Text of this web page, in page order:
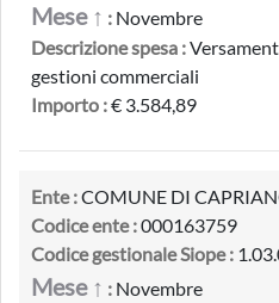
Mese ↑ : Novembre
Descrizione spesa :
gestioni commerciali
Importo :€ 3.584,89
Ente :COMUNE DI
Codice ente :000163759
Codice gestionale Siope :
Mese ↑ : Novembre